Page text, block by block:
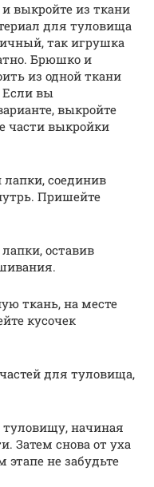
выкройте из ткани
для туловища
так игрушка
Брюшко и
из одной ткани
Если вы
выкройте
части выкройки
соединив
Пришейте
оставив
ткань, на месте
кусочек
для туловища,
начиная
Затем снова от уха
не забудьте